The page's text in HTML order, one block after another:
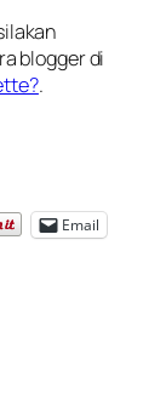
blogger di
.
Email